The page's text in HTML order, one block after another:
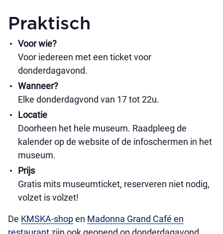
Praktisch
Voor wie?
Voor iedereen met een ticket voor
donderdagavond.
Wanneer?
Elke donderdagvond van 17 tot 22u.
Locatie
Doorheen het hele museum. Raadpleeg de
kalender op de website of de infoschermen in het
museum.
Prijs
Gratis mits museumticket, reserveren niet nodig,
volzet is volzet!
De KMSKA-shopen Madonna Grand Café en